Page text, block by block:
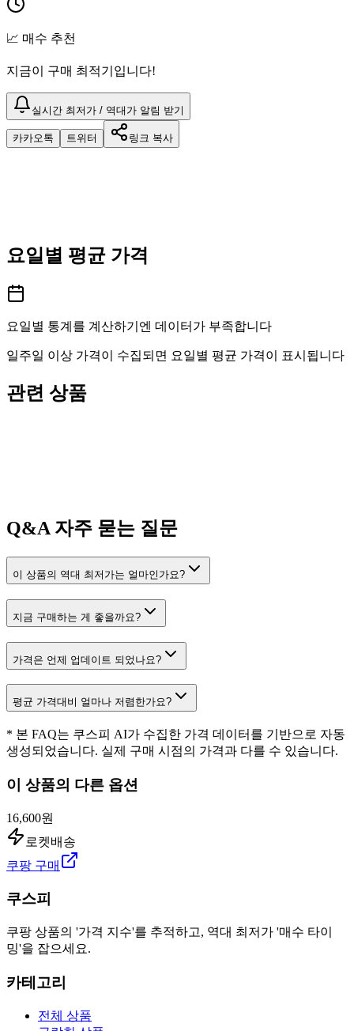
📈 매수 추천
지금이 구매 최적기입니다!
실시간 최저가 / 역대가 알림 받기
카카오톡 트위터 링크 복사
요일별 평균 가격
요일별 통계를 계산하기엔 데이터가 부족합니다
일주일 이상 가격이 수집되면 요일별 평균 가격이 표시됩니다
관련 상품
Q&A자주 묻는 질문
이 상품의 역대 최저가는 얼마인가요?
지금 구매하는 게 좋을까요?
가격은 언제 업데이트 되었나요?
평균 가격대비 얼마나 저렴한가요?
* 본 FAQ는 쿠스피 AI가 수집한 가격 데이터를 기반으로 자동
생성되었습니다. 실제 구매 시점의 가격과 다를 수 있습니다.
이 상품의 다른 옵션
16,600원
로켓배송
쿠팡 구매
쿠스피
쿠팡 상품의 '가격 지수'를 추적하고, 역대 최저가 '매수 타이
밍'을 잡으세요.
카테고리
전체 상품